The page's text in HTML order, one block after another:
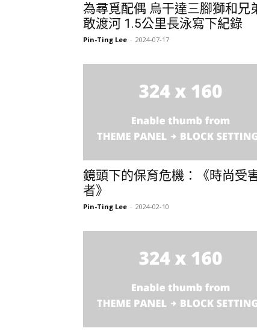
為尋覓配偶 烏干達三腳獅和兄
敢渡河 1.5公里長泳寫下紀錄
Pin-Ting Lee - 2024-07-17
鏡頭下的保育危機：《時尚受
者》
Pin-Ting Lee - 2024-02-10